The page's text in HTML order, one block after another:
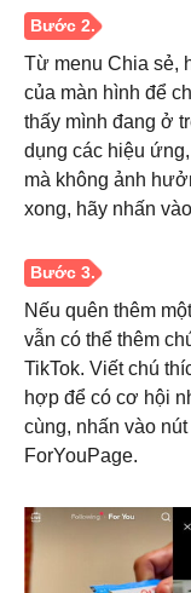
Từ menu Chia sẻ,
của màn hình để
thấy mình đang ở
dụng các hiệu
mà không ảnh
xong, hãy nhấn
Nếu quên thêm
vẫn có thể thêm
TikTok. Viết chú
hợp để có cơ hội
cùng, nhấn vào
ForYouPage.